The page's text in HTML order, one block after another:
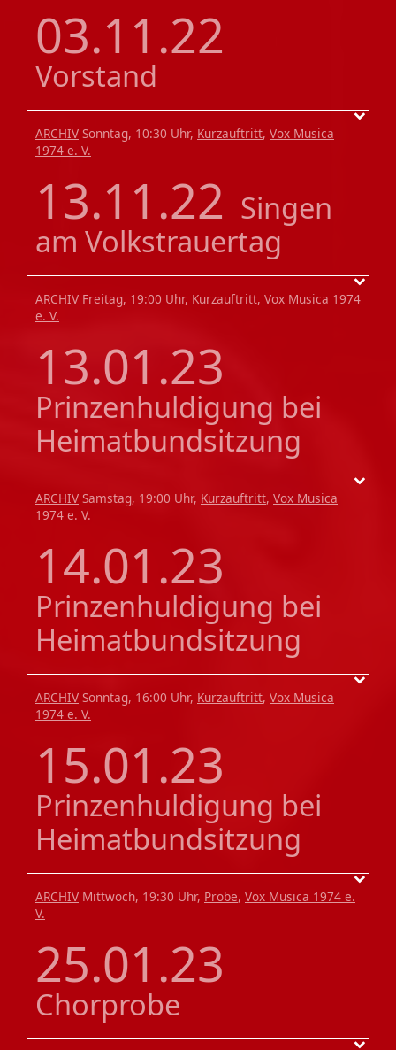
03.11.22
Vorstand
ARCHIV Sonntag, 10:30 Uhr, Kurzauftritt, Vox Musica
1974 e. V.
13.11.22 Singen
am Volkstrauertag
ARCHIV Freitag, 19:00 Uhr, Kurzauftritt, Vox Musica 1974
e. V.
13.01.23
Prinzenhuldigung bei
Heimatbundsitzung
ARCHIV Samstag, 19:00 Uhr, Kurzauftritt, Vox Musica
1974 e. V.
14.01.23
Prinzenhuldigung bei
Heimatbundsitzung
ARCHIV Sonntag, 16:00 Uhr, Kurzauftritt, Vox Musica
1974 e. V.
15.01.23
Prinzenhuldigung bei
Heimatbundsitzung
ARCHIV Mittwoch, 19:30 Uhr, Probe, Vox Musica 1974 e.
V.
25.01.23
Chorprobe